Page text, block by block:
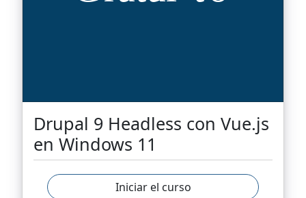
Drupal 9 Headless con Vue.js
en Windows 11
Iniciar el curso